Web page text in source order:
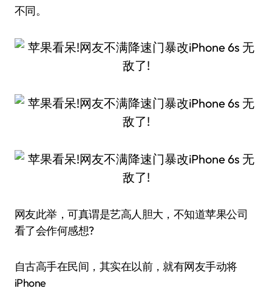
不同。
网友此举，可真谓是艺高人胆大，不知道苹果公司
看了会作何感想?
自古高手在民间，其实在以前，就有网友手动将
iPhone